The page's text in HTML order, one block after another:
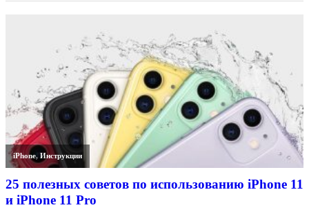
iPhone,Инструкции
25 полезных советов по использованию iPhone 11
и iPhone 11 Pro